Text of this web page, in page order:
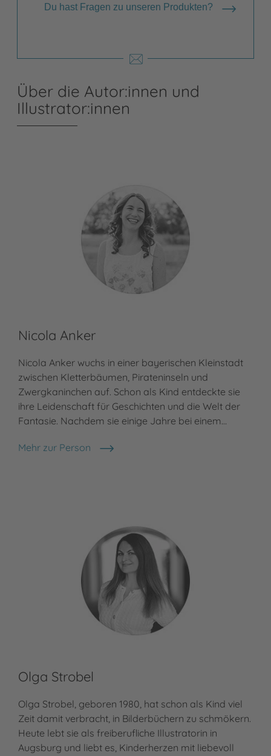
Du hast Fragen zu unseren Produkten?
Über die Autor:innen und
Illustrator:innen
Nicola Anker
Nicola Anker wuchs in einer bayerischen Kleinstadt
zwischen Kletterbäumen, Pirateninseln und
Zwergkaninchen auf. Schon als Kind entdeckte sie
ihre Leidenschaft für Geschichten und die Welt der
Fantasie. Nachdem sie einige Jahre bei einem…
Mehr zur Person
Nicola Anker
Olga Strobel
Olga Strobel, geboren 1980, hat schon als Kind viel
Zeit damit verbracht, in Bilderbüchern zu schmökern.
Heute lebt sie als freiberufliche Illustratorin in
Augsburg und liebt es, Kinderherzen mit liebevoll